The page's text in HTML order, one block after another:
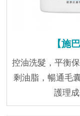
【施
控油洗髮，平衡
剩油脂，暢通毛
護理